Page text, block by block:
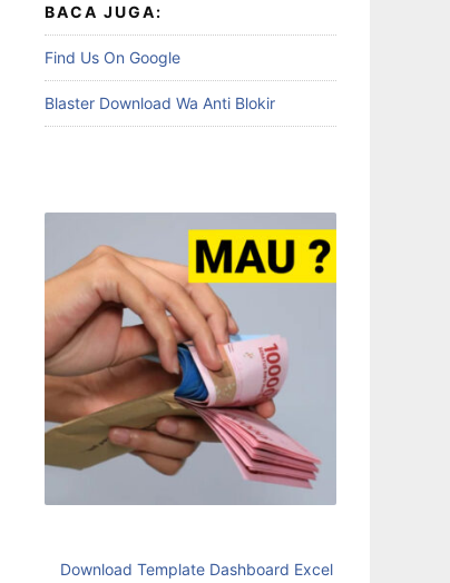
BACA JUGA:
Find Us On Google
Blaster Download Wa Anti Blokir
Download Template Dashboard Excel